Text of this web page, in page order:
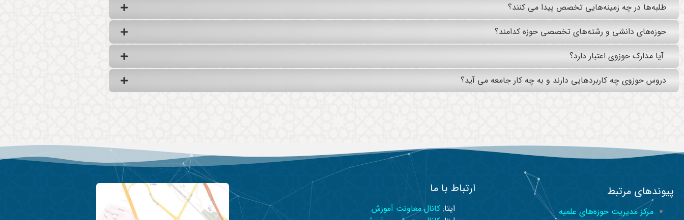
طلبه‌ها در چه زمینه‌هایی تخصص پیدا می کنند؟
حوزه­‌های دانشی و رشته‌های تخصصی حوزه کدامند؟
آیا مدارک حوزوی اعتبار دارد؟
دروس حوزوی چه کاربردهایی دارند و به چه کار جامعه می آید؟
پیوندهای مرتبط
مرکز مدیریت حوزه‌های علمیه
ارتباط با ما
ایتا: کانال معاونت آموزش